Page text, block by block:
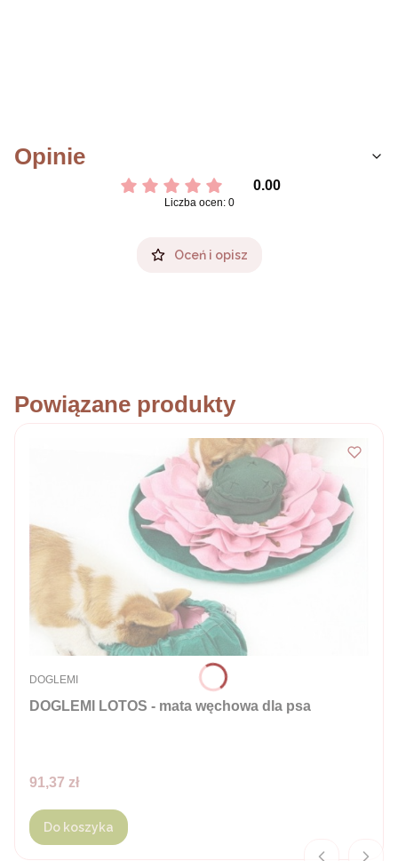
Opinie
0.00
Liczba ocen: 0
Oceń i opisz
Powiązane produkty
DOGLEMI LOTOS - mata węchowa dla psa
PRODUCENT
DOGLEMI
Cena
91,37 zł
Do koszyka